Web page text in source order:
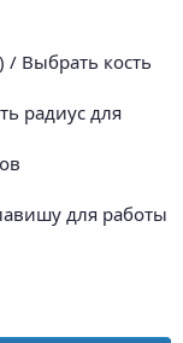
/ Выбрать кость
радиус для
для работы